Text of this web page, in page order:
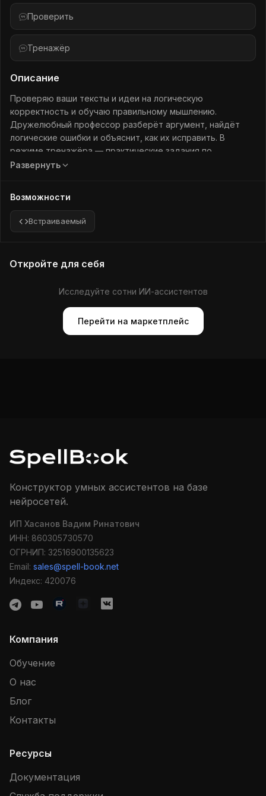
Проверить
Тренажёр
Описание
Проверяю ваши тексты и идеи на логическую
корректность и обучаю правильному мышлению.
Дружелюбный профессор разберёт аргумент, найдёт
логические ошибки и объяснит, как их исправить. В
режиме тренажёра — практические задания по
силлогизмам, индукции, методам Милля и критическому
Развернуть
Возможности
Встраиваемый
Откройте для себя
Исследуйте сотни ИИ-ассистентов
Перейти на маркетплейс
Конструктор умных ассистентов на базе
нейросетей.
ИП Хасанов Вадим Ринатович
ИНН: 860305730570
ОГРНИП: 32516900135623
Email: sales@spell-book.net
Индекс: 420076
Компания
Обучение
О нас
Блог
Контакты
Ресурсы
Документация